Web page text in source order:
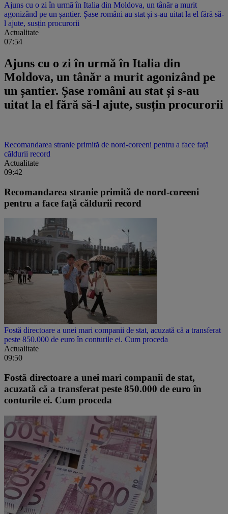
Ajuns cu o zi în urmă în Italia din Moldova, un tânăr a murit
agonizând pe un șantier. Șase români au stat și s-au uitat la el fără să-
l ajute, susțin procurorii
Actualitate
07:54
Ajuns cu o zi în urmă în Italia din
Moldova, un tânăr a murit agonizând pe
un șantier. Șase români au stat și s-au
uitat la el fără să-l ajute, susțin procurorii
Recomandarea stranie primită de nord-coreeni pentru a face față
căldurii record
Actualitate
09:42
Recomandarea stranie primită de nord-coreeni
pentru a face față căldurii record
Fostă directoare a unei mari companii de stat, acuzată că a transferat
peste 850.000 de euro în conturile ei. Cum proceda
Actualitate
09:50
Fostă directoare a unei mari companii de stat,
acuzată că a transferat peste 850.000 de euro în
conturile ei. Cum proceda